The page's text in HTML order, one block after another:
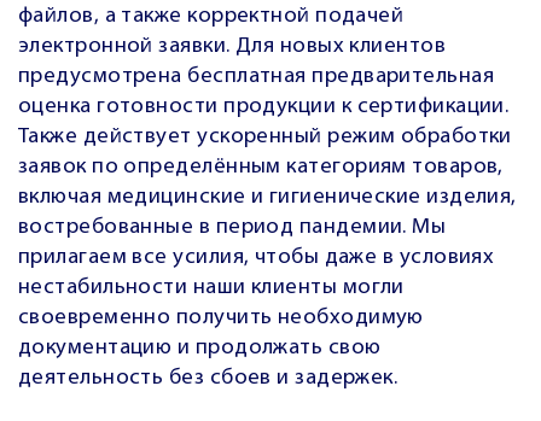
файлов, а также корректной подачей
электронной заявки. Для новых клиентов
предусмотрена бесплатная предварительная
оценка готовности продукции к сертификации.
Также действует ускоренный режим обработки
заявок по определённым категориям товаров,
включая медицинские и гигиенические изделия,
востребованные в период пандемии. Мы
прилагаем все усилия, чтобы даже в условиях
нестабильности наши клиенты могли
своевременно получить необходимую
документацию и продолжать свою
деятельность без сбоев и задержек.